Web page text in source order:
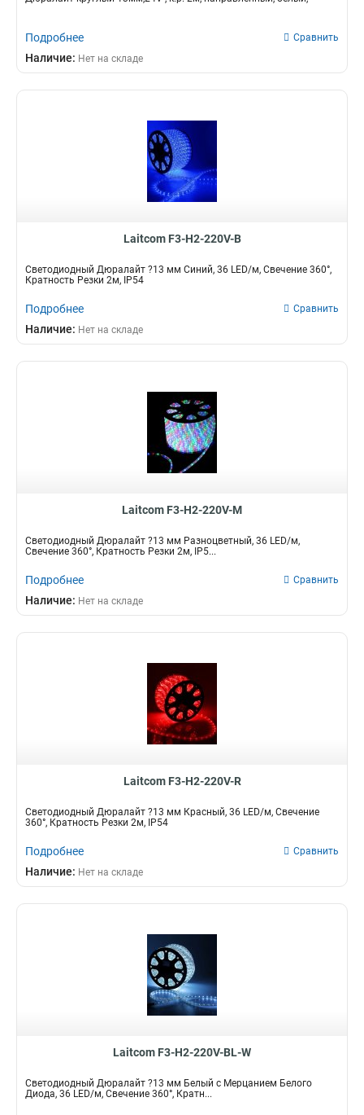
Подробнее Сравнить
Наличие: Нет на складе
Laitcom F3-H2-220V-B
Светодиодный Дюралайт ?13 мм Синий, 36 LED/м, Свечение 360°,
Кратность Резки 2м, IP54
Подробнее Сравнить
Наличие: Нет на складе
Laitcom F3-H2-220V-M
Светодиодный Дюралайт ?13 мм Разноцветный, 36 LED/м,
Свечение 360°, Кратность Резки 2м, IP5...
Подробнее Сравнить
Наличие: Нет на складе
Laitcom F3-H2-220V-R
Светодиодный Дюралайт ?13 мм Красный, 36 LED/м, Свечение
360°, Кратность Резки 2м, IP54
Подробнее Сравнить
Наличие: Нет на складе
Laitcom F3-H2-220V-BL-W
Светодиодный Дюралайт ?13 мм Белый с Мерцанием Белого
Диода, 36 LED/м, Свечение 360°, Кратн...